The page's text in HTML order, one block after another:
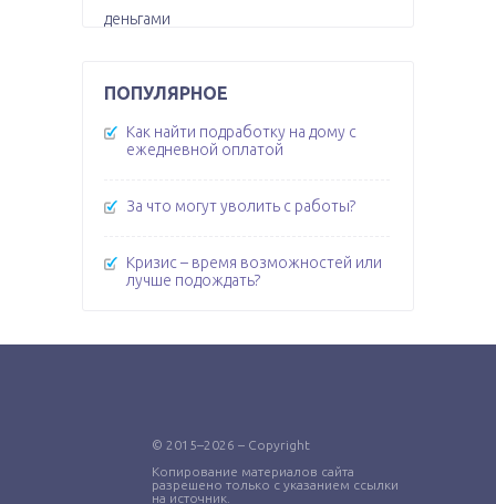
ПОПУЛЯРНОЕ
Как найти подработку на дому с
ежедневной оплатой
За что могут уволить с работы?
Кризис – время возможностей или
лучше подождать?
© 2015–2026 – Copyright
Копирование материалов сайта
разрешено только с указанием ссылки
на источник.